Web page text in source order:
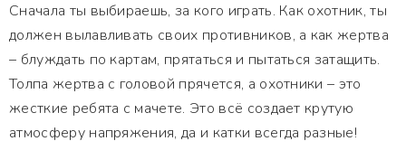
Сначала ты выбираешь, за кого играть. Как охотник, ты
должен вылавливать своих противников, а как жертва
– блуждать по картам, прятаться и пытаться затащить.
Толпа жертва с головой прячется, а охотники – это
жесткие ребята с мачете. Это всё создает крутую
атмосферу напряжения, да и катки всегда разные!